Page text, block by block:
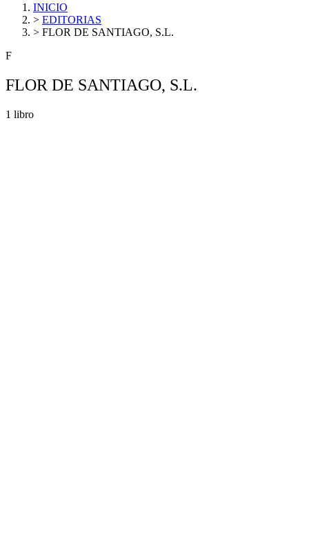
INICIO
> EDITORIAS
> FLOR DE SANTIAGO, S.L.
F
FLOR DE SANTIAGO, S.L.
1 libro